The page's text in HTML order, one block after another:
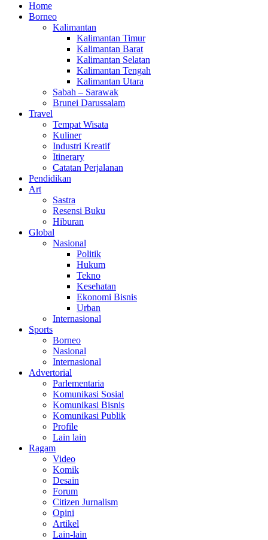
Home
Borneo
Kalimantan
Kalimantan Timur
Kalimantan Barat
Kalimantan Selatan
Kalimantan Tengah
Kalimantan Utara
Sabah – Sarawak
Brunei Darussalam
Travel
Tempat Wisata
Kuliner
Industri Kreatif
Itinerary
Catatan Perjalanan
Pendidikan
Art
Sastra
Resensi Buku
Hiburan
Global
Nasional
Politik
Hukum
Tekno
Kesehatan
Ekonomi Bisnis
Urban
Internasional
Sports
Borneo
Nasional
Internasional
Advertorial
Parlementaria
Komunikasi Sosial
Komunikasi Bisnis
Komunikasi Publik
Profile
Lain lain
Ragam
Video
Komik
Desain
Forum
Citizen Jurnalism
Opini
Artikel
Lain-lain